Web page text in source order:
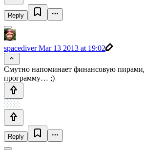
Reply
spacediverMar 13 2013 at 19:02
Смутно напоминает финансовую
программу… ;)
Reply